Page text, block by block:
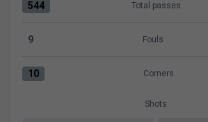
Total passes:SD Eibar 544 versus
544 Total passes
Fouls:SD Eibar 9 versus Levante UD 13
9 Fouls
Corners:SD Eibar 10 versus Levante
10 Corners
Shots